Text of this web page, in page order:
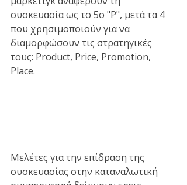
συσκευασία ως το 5ο "P", μετά τα 4
που χρησιμοποιούν για να
διαμορφώσουν τις στρατηγικές
τους: Product, Price, Promotion,
Place.
Μελέτες για την επίδραση της
συσκευασίας στην καταναλωτική